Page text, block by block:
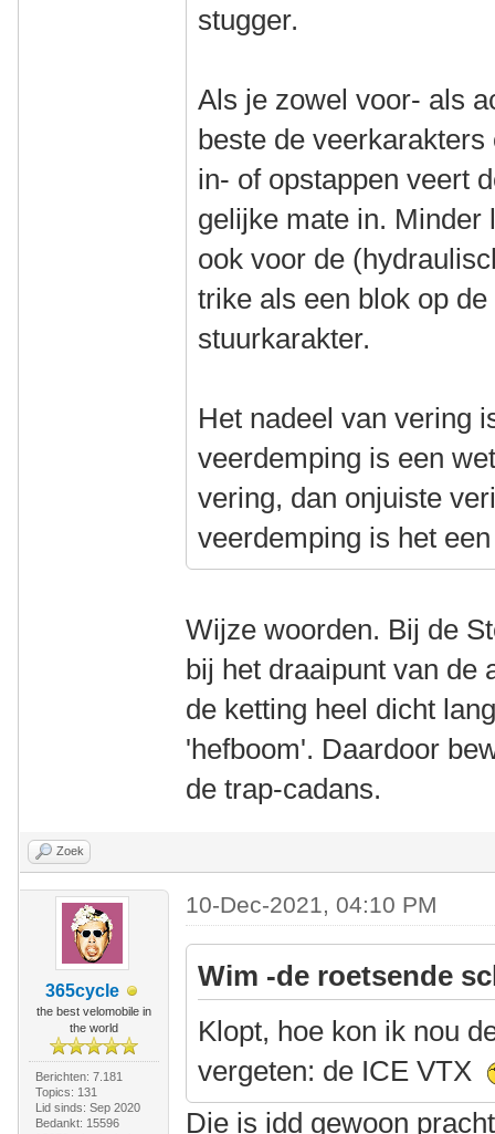
stugger.
Als je zowel voor- als
beste de
in- of opstappen veert
gelijke mate in. Minder
ook voor de
trike als een blok op
stuurkarakter.
Het nadeel van vering
veerdemping is een
vering, dan onjuiste
veerdemping is het
Wijze woorden. Bij de
bij het draaipunt van de
de ketting heel dicht
'hefboom'. Daardoor
de trap-cadans.
Zoek
365cycle
the best velomobile in
the world
Berichten: 7.181
Topics: 131
Lid sinds: Sep 2020
Bedankt: 15596
10-Dec-2021, 04:10 PM
Wim -de roetsende
Klopt, hoe kon ik nou
vergeten: de ICE VTX
Die is idd gewoon